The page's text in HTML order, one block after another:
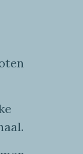
l.